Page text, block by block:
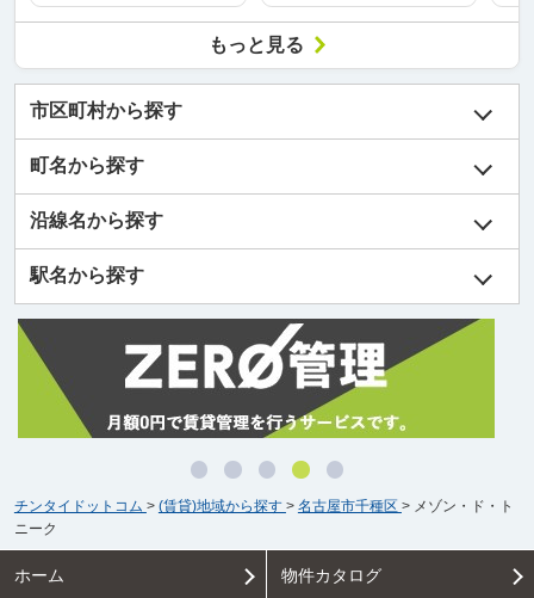
もっと見る
市区町村から探す
町名から探す
沿線名から探す
駅名から探す
チンタイドットコム > (賃貸)地域から探す > 名古屋市千種区 > メゾン・ド・ト
ニーク
ホーム 物件カタログ